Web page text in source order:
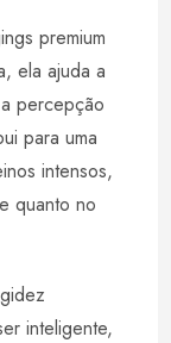
premium
ela ajuda a
percepção
para uma
intensos,
quanto no
inteligente,